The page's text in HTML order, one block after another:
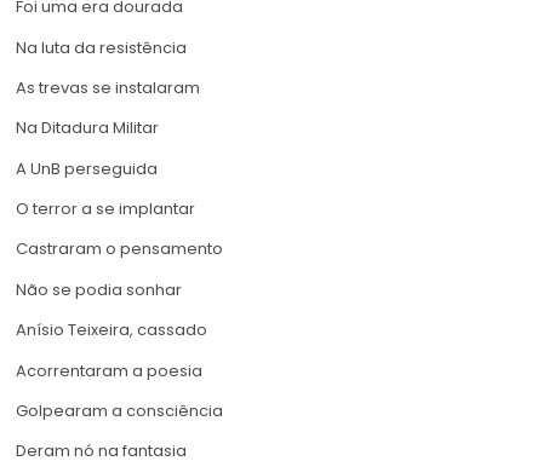
Foi uma era dourada
Na luta da resistência
As trevas se instalaram
Na Ditadura Militar
A UnB perseguida
O terror a se implantar
Castraram o pensamento
Não se podia sonhar
Anísio Teixeira, cassado
Acorrentaram a poesia
Golpearam a consciência
Deram nó na fantasia